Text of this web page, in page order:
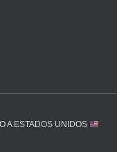
A ESTADOS UNIDOS